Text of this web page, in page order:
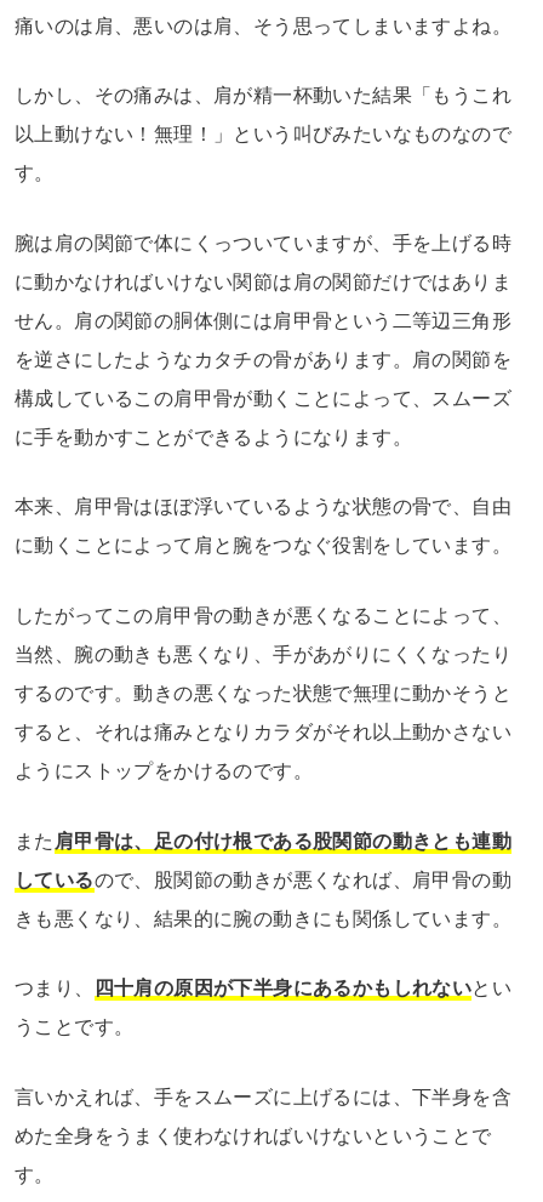
痛いのは肩、悪いのは肩、そう思ってしまいますよね。
しかし、その痛みは、肩が精一杯動いた結果「もうこれ
以上動けない！無理！」という叫びみたいなものなので
す。
腕は肩の関節で体にくっついていますが、手を上げる時
に動かなければいけない関節は肩の関節だけではありま
せん。肩の関節の胴体側には肩甲骨という二等辺三角形
を逆さにしたようなカタチの骨があります。肩の関節を
構成しているこの肩甲骨が動くことによって、スムーズ
に手を動かすことができるようになります。
本来、肩甲骨はほぼ浮いているような状態の骨で、自由
に動くことによって肩と腕をつなぐ役割をしています。
したがってこの肩甲骨の動きが悪くなることによって、
当然、腕の動きも悪くなり、手があがりにくくなったり
するのです。動きの悪くなった状態で無理に動かそうと
すると、それは痛みとなりカラダがそれ以上動かさない
ようにストップをかけるのです。
また肩甲骨は、足の付け根である股関節の動きとも連動
しているので、股関節の動きが悪くなれば、肩甲骨の動
きも悪くなり、結果的に腕の動きにも関係しています。
つまり、 四十肩の原因が下半身にあるかもしれないとい
うことです。
言いかえれば、手をスムーズに上げるには、下半身を含
めた全身をうまく使わなければいけないということで
す。